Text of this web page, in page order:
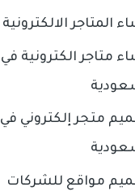
المتاجر الالكترونية
متاجر الكترونية في
متجر إلكتروني في
مواقع للشركات